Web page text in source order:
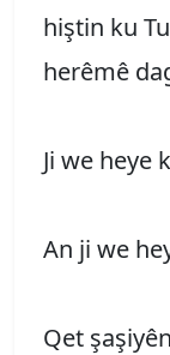
hiştin ku
herêmê
Ji we heye
An ji we
Qet